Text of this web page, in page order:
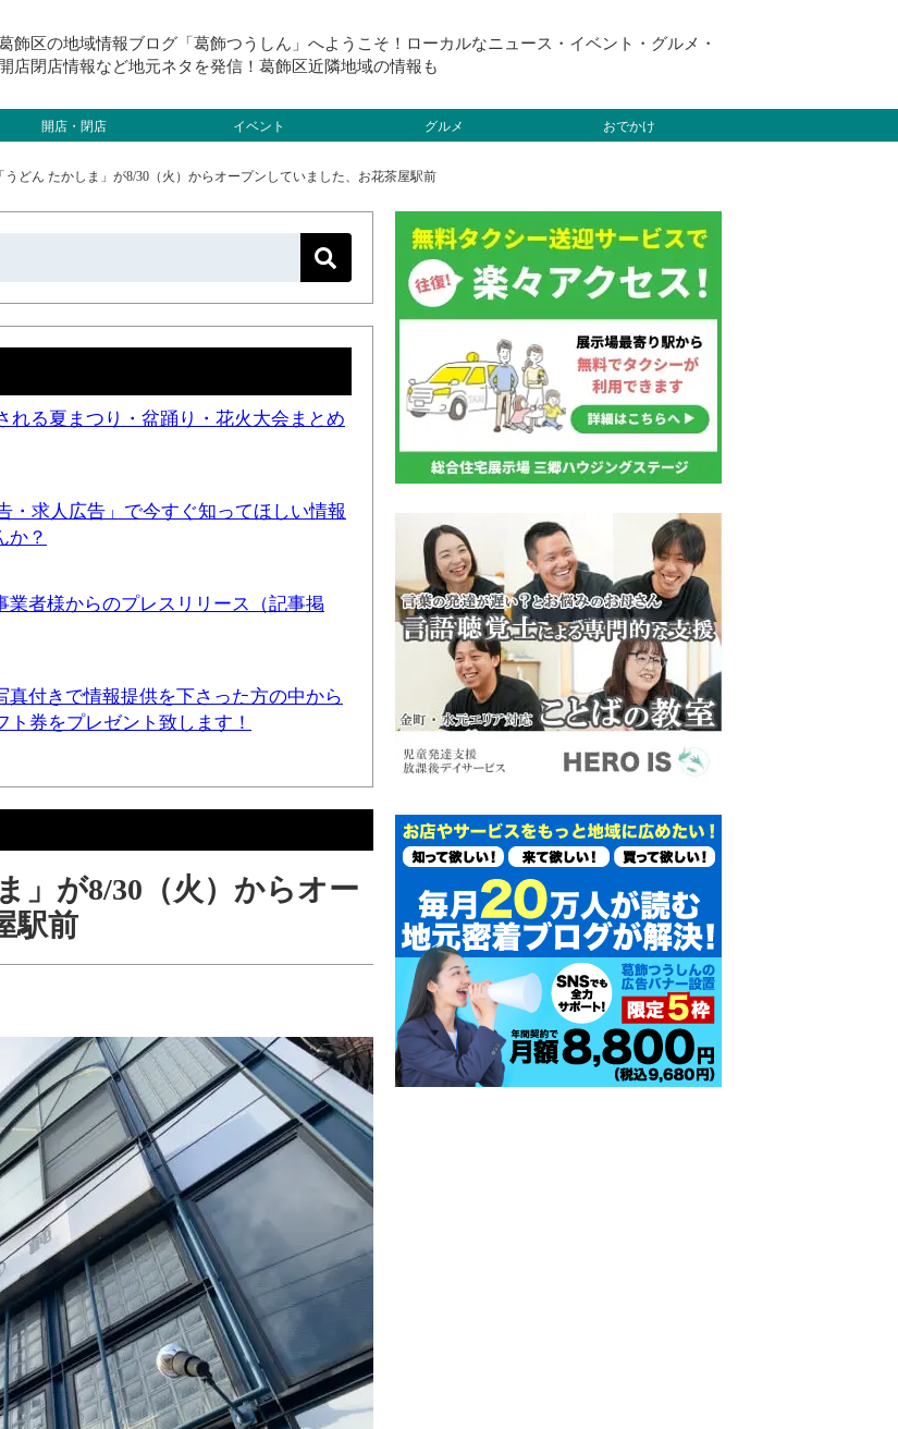
飾区の地域情報ブログ「葛飾つうしん」へようこそ！ローカルなニュース・イベント・グルメ・
店閉店情報など地元ネタを発信！葛飾区近隣地域の情報も
開店・閉店 イベント グルメ おでかけ
うどん たかしま」が8/30（火）からオープンしていました、お花茶屋駅前
れる夏まつり・盆踊り・花火大会まとめ
・求人広告」で今すぐ知ってほしい情報
か？
者様からのプレスリリース（記事掲
真付きで情報提供を下さった方の中から
ト券をプレゼント致します！
」が8/30（火）からオー
駅前